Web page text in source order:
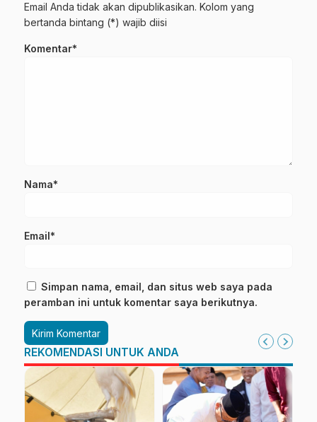
Email Anda tidak akan dipublikasikan. Kolom yang
bertanda bintang (*) wajib diisi
Komentar*
Nama*
Email*
Simpan nama, email, dan situs web saya pada
peramban ini untuk komentar saya berikutnya.
REKOMENDASI UNTUK ANDA